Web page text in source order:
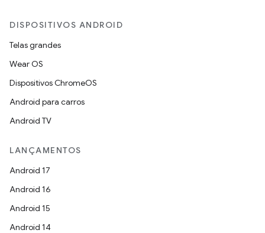
DISPOSITIVOS ANDROID
Telas grandes
Wear OS
Dispositivos ChromeOS
Android para carros
Android TV
LANÇAMENTOS
Android 17
Android 16
Android 15
Android 14